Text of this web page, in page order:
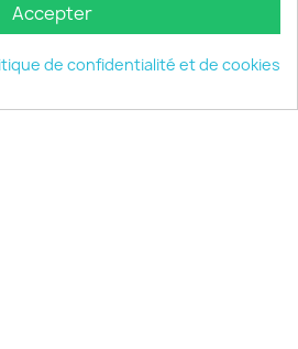
keyboard_arrow_down
Accepter
de confidentialité et de cookies